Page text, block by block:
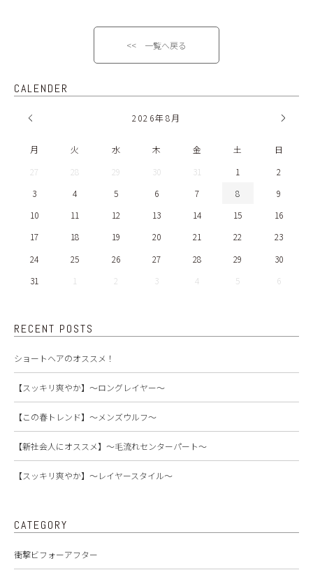
<< 一覧へ戻る
CALENDER
2026年8月
月 火 水 木 金 土
日
27
28 29 30 31 1
2
3
4 5 6 7 8
9
10
11 12 13 14 15
16
17
18 19 20 21 22
23
24
25 26 27 28 29
30
31
1 2 3 4 5 6
RECENT POSTS
ショートヘアのオススメ！
【スッキリ爽やか】～ロングレイヤー～
【この春トレンド】～メンズウルフ～
【新社会人にオススメ】～毛流れセンターパート～
【スッキリ爽やか】～レイヤースタイル～
CATEGORY
衝撃ビフォーアフター